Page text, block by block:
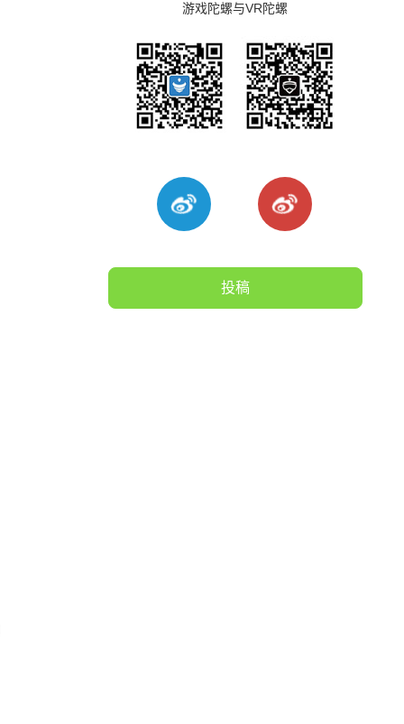
游戏陀螺与VR陀螺
投稿